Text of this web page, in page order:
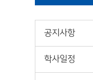
공지사항
학사일정